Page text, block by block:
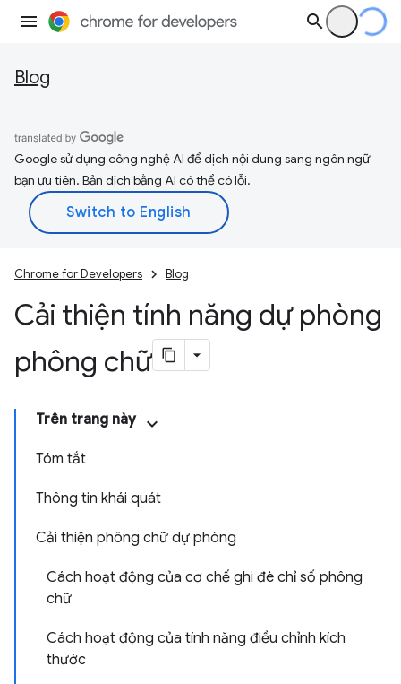
Blog
Google sử dụng công nghệ AI để dịch nội dung sang ngôn ngữ
bạn ưu tiên. Bản dịch bằng AI có thể có lỗi.
Chrome for Developers Blog
Cải thiện tính năng dự phòng
phông chữ
Trên trang này
Tóm tắt
Thông tin khái quát
Cải thiện phông chữ dự phòng
Cách hoạt động của cơ chế ghi đè chỉ số phông
chữ
Cách hoạt động của tính năng điều chỉnh kích
thước